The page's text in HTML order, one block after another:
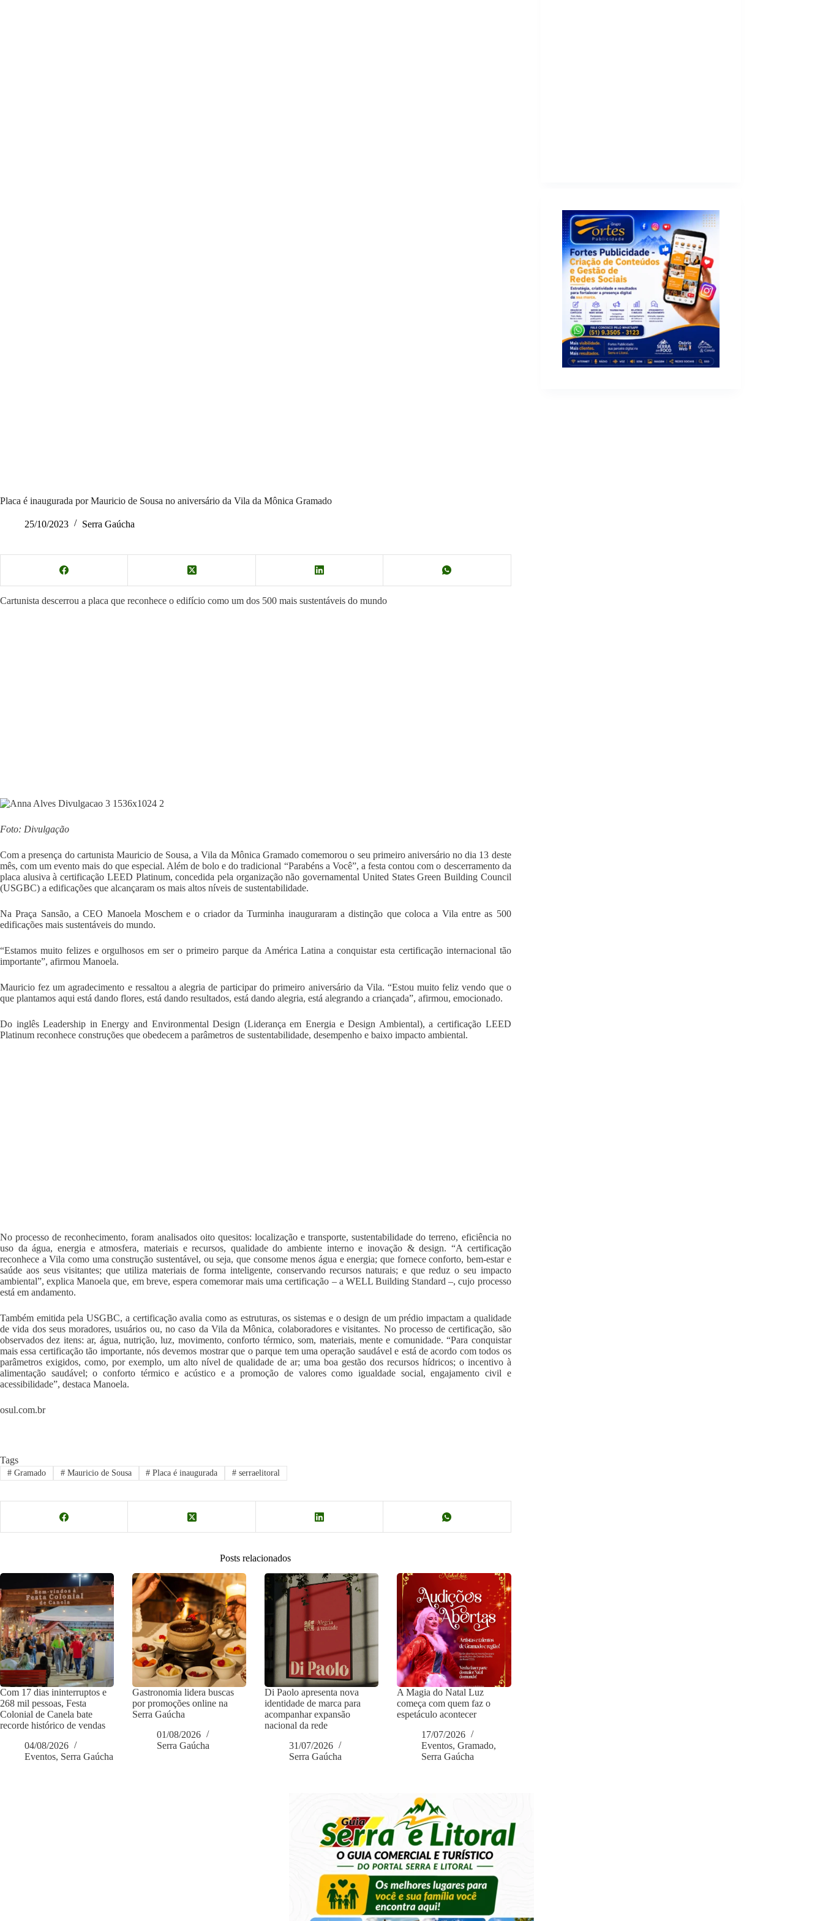
Placa é inaugurada por Mauricio de Sousa no aniversário da Vila da Mônica Gramado
25/10/2023 Serra Gaúcha
Cartunista descerrou a placa que reconhece o edifício como um dos 500 mais sustentáveis do mundo
Foto: Divulgação
Com a presença do cartunista Mauricio de Sousa, a Vila da Mônica Gramado comemorou o seu primeiro aniversário no dia 13 deste
mês, com um evento mais do que especial. Além de bolo e do tradicional “Parabéns a Você”, a festa contou com o descerramento da
placa alusiva à certificação LEED Platinum, concedida pela organização não governamental United States Green Building Council
(USGBC) a edificações que alcançaram os mais altos níveis de sustentabilidade.
Na Praça Sansão, a CEO Manoela Moschem e o criador da Turminha inauguraram a distinção que coloca a Vila entre as 500
edificações mais sustentáveis do mundo.
“Estamos muito felizes e orgulhosos em ser o primeiro parque da América Latina a conquistar esta certificação internacional tão
importante”, afirmou Manoela.
Mauricio fez um agradecimento e ressaltou a alegria de participar do primeiro aniversário da Vila. “Estou muito feliz vendo que o
que plantamos aqui está dando flores, está dando resultados, está dando alegria, está alegrando a criançada”, afirmou, emocionado.
Do inglês Leadership in Energy and Environmental Design (Liderança em Energia e Design Ambiental), a certificação LEED
Platinum reconhece construções que obedecem a parâmetros de sustentabilidade, desempenho e baixo impacto ambiental.
No processo de reconhecimento, foram analisados oito quesitos: localização e transporte, sustentabilidade do terreno, eficiência no
uso da água, energia e atmosfera, materiais e recursos, qualidade do ambiente interno e inovação & design. “A certificação
reconhece a Vila como uma construção sustentável, ou seja, que consome menos água e energia; que fornece conforto, bem-estar e
saúde aos seus visitantes; que utiliza materiais de forma inteligente, conservando recursos naturais; e que reduz o seu impacto
ambiental”, explica Manoela que, em breve, espera comemorar mais uma certificação – a WELL Building Standard –, cujo processo
está em andamento.
Também emitida pela USGBC, a certificação avalia como as estruturas, os sistemas e o design de um prédio impactam a qualidade
de vida dos seus moradores, usuários ou, no caso da Vila da Mônica, colaboradores e visitantes. No processo de certificação, são
observados dez itens: ar, água, nutrição, luz, movimento, conforto térmico, som, materiais, mente e comunidade. “Para conquistar
mais essa certificação tão importante, nós devemos mostrar que o parque tem uma operação saudável e está de acordo com todos os
parâmetros exigidos, como, por exemplo, um alto nível de qualidade de ar; uma boa gestão dos recursos hídricos; o incentivo à
alimentação saudável; o conforto térmico e acústico e a promoção de valores como igualdade social, engajamento civil e
acessibilidade”, destaca Manoela.
osul.com.br
Tags
#Gramado #Mauricio de Sousa # Placa é inaugurada # serraelitoral
Posts relacionados
Com 17 dias ininterruptos e
268 mil pessoas, Festa
Colonial de Canela bate
recorde histórico de vendas
04/08/2026
Eventos, Serra Gaúcha
Gastronomia lidera buscas
por promoções online na
Serra Gaúcha
01/08/2026
Serra Gaúcha
Di Paolo apresenta nova
identidade de marca para
acompanhar expansão
nacional da rede
31/07/2026
Serra Gaúcha
A Magia do Natal Luz
começa com quem faz o
espetáculo acontecer
17/07/2026
Eventos,Gramado,
Serra Gaúcha